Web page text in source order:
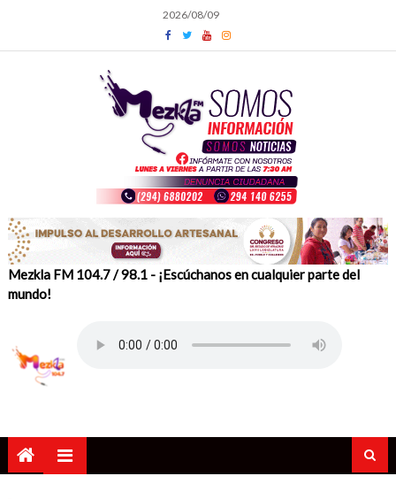
content
2026/08/09
Mezkla FM 104.7 / 98.1 - ¡Escúchanos en cualquier parte del
mundo!